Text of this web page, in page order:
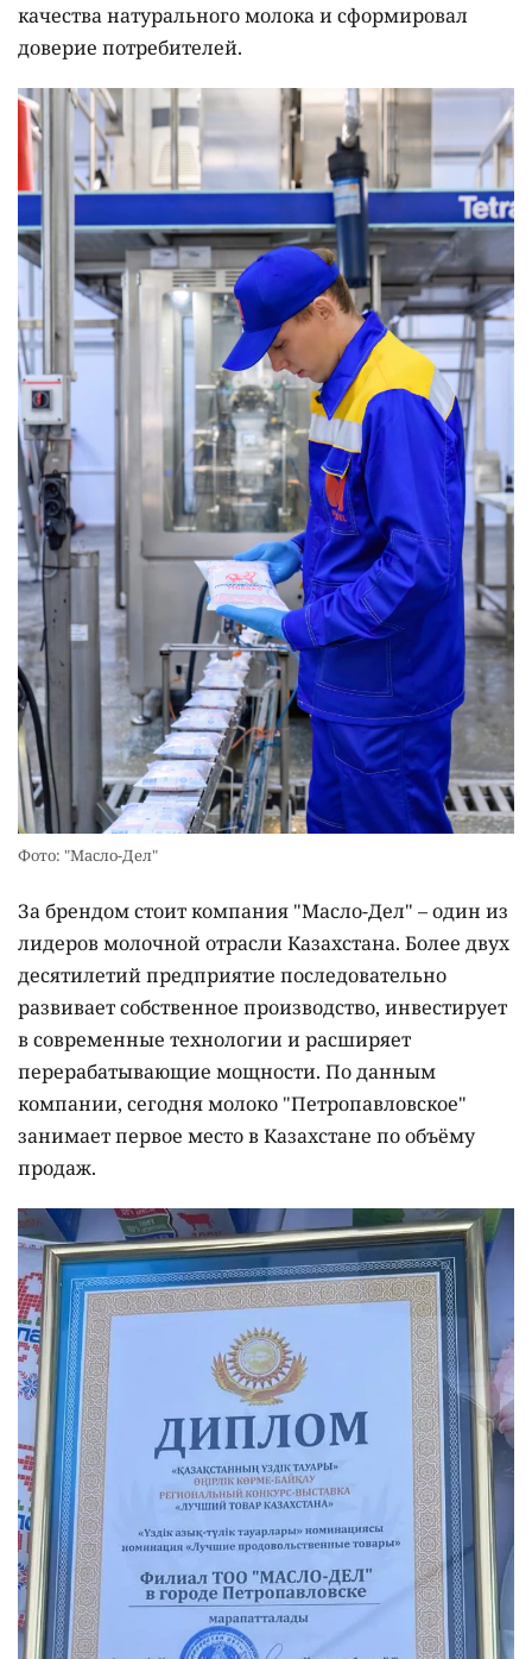
качества натурального молока и сформировал
доверие потребителей.
Фото: "Масло-Дел"
За брендом стоит компания "Масло-Дел" – один из
лидеров молочной отрасли Казахстана. Более двух
десятилетий предприятие последовательно
развивает собственное производство, инвестирует
в современные технологии и расширяет
перерабатывающие мощности. По данным
компании, сегодня молоко "Петропавловское"
занимает первое место в Казахстане по объёму
продаж.